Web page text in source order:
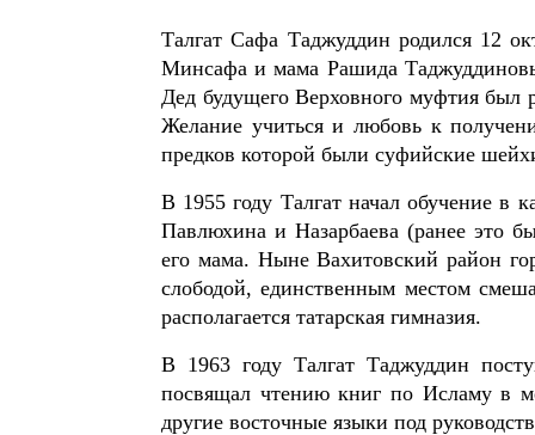
Талгат Сафа Таджуддин родился 12
Минсафа и мама Рашида
Дед будущего Верховного муфтия был
Желание учиться и любовь к
предков которой были суфийские
В 1955 году Талгат начал обучение в
Павлюхина и Назарбаева (ранее это
его мама. Ныне Вахитовский район
слободой, единственным местом
располагается татарская гимназия.
В 1963 году Талгат Таджуддин
посвящал чтению книг по Исламу в
другие восточные языки под